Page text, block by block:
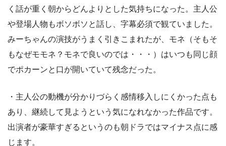
く話が重く朝からどんよりとした気持ちになった。主人公
や登場人物もボソボソと話し、字幕必須で観ていました。
みーちゃんの演技がうまく引きこまれたが、モネ（そもそ
もなぜモモネ？モネで良いのでは・・・）はいつも同じ顔
でポカーンと口が開いていて残念だった。
・主人公の動機が分かりづらく感情移入しにくかった点も
あり、継続して見ようという気になれなかった作品です。
出演者が豪華すぎるというのも朝ドラではマイナス点に感
じます。